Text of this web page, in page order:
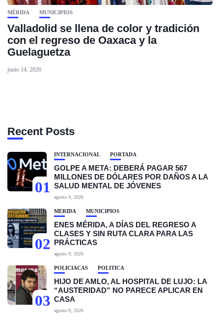
MÉRIDA MUNICIPIOS
Valladolid se llena de color y tradición
con el regreso de Oaxaca y la
Guelaguetza
junio 14, 2026
Recent Posts
01
INTERNACIONAL PORTADA
GOLPE A META: DEBERÁ PAGAR 567
MILLONES DE DÓLARES POR DAÑOS A LA
SALUD MENTAL DE JÓVENES
agosto 9, 2026
02
MÉRIDA MUNICIPIOS
ENES MÉRIDA, A DÍAS DEL REGRESO A
CLASES Y SIN RUTA CLARA PARA LAS
PRÁCTICAS
agosto 9, 2026
03
POLICIACAS POLÍTICA
HIJO DE AMLO, AL HOSPITAL DE LUJO: LA
“AUSTERIDAD” NO PARECE APLICAR EN
CASA
agosto 9, 2026